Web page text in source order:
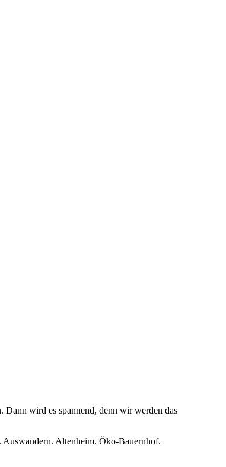
Dann wird es spannend, denn wir werden das
Auswandern. Altenheim. Öko-Bauernhof.